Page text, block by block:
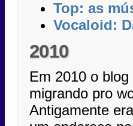
Top: as
Vocaloid:
2010
Em 2010 o
migrando pro
Antigamente